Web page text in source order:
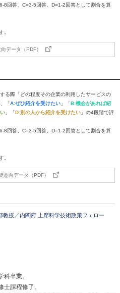
回答、C=3-5回答、D=1-2回答として割合を算
。
データ（PDF）
る際「どの程度その企業の利用したサービスの
「A:ぜひ紹介を受けたい 」「B:機会があれば紹
」「D:別の人から紹介を受けたい 」の4段階で評
回答、C=3-5回答、D=1-2回答として割合を算
。
意向データ（PDF）
教授／内閣府 上席科学技術政策フェロー
卒業。
課程修了。